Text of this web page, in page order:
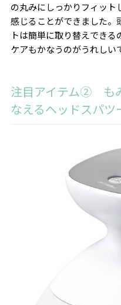
の丸みにしっかりフィット
感じることができました。
トは簡単に取り替えでき
ケアもかなうのがうれしい
注目アイテム② も
なえるヘッドスパツ